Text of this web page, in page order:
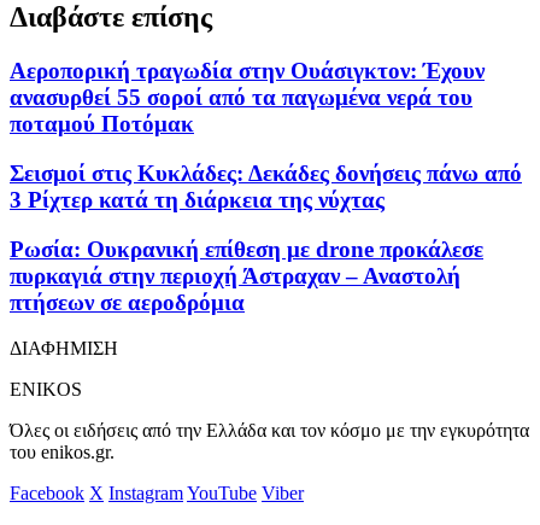
Διαβάστε επίσης
Αεροπορική τραγωδία στην Ουάσιγκτον: Έχουν
ανασυρθεί 55 σοροί από τα παγωμένα νερά του
ποταμού Ποτόμακ
Σεισμοί στις Κυκλάδες: Δεκάδες δονήσεις πάνω από
3 Ρίχτερ κατά τη διάρκεια της νύχτας
Ρωσία: Ουκρανική επίθεση με drone προκάλεσε
πυρκαγιά στην περιοχή Άστραχαν – Αναστολή
πτήσεων σε αεροδρόμια
ΔΙΑΦΗΜΙΣΗ
ENIKOS
Όλες οι ειδήσεις από την Ελλάδα και τον κόσμο με την εγκυρότητα
του enikos.gr.
Facebook X InstagramYouTube Viber